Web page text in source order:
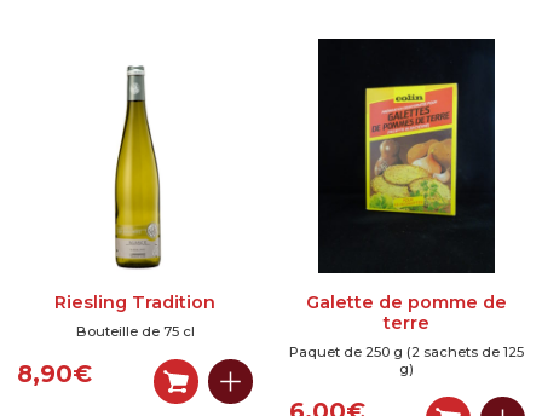
Riesling Tradition
Bouteille de 75 cl
8,90€
Galette de pomme de
terre
Paquet de 250 g (2 sachets de 125
g)